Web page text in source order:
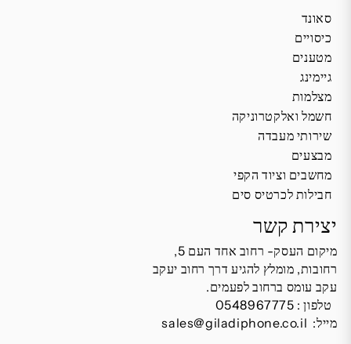
סאונד
כיסויים
מטענים
גיימינג
מצלמות
חשמל ואלקטרוניקה
שירותי מעבדה
מבצעים
מחשבים וציוד הקפי
חבילות לכרטיס סים
יצירת קשר
מיקום העסק- רחוב אחד העם 5,
רחובות, מומלץ להגיע דרך רחוב יעקב
עקב עומס ברחוב לפעמים.
טלפון : 0548967775
מייל: sales@giladiphone.co.il